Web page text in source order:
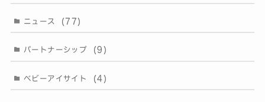
ニュース (77)
パートナーシップ (9)
ベビーアイサイト (4)